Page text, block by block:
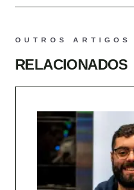
OUTROS ARTIGOS
RELACIONADOS